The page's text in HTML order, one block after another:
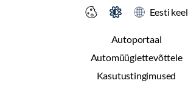
Autoportaal
Automüügiettevõttele
Kasutustingimused
Eesti keel